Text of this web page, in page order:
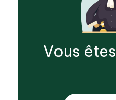
Vous êtes